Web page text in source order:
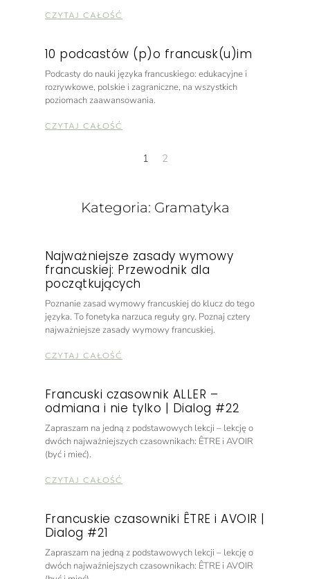
CZYTAJ CAŁOŚĆ
10 podcastów (p)o francusk(u)im
Podcasty do nauki języka francuskiego: edukacyjne i
rozrywkowe, polskie i zagraniczne, na wszystkich
poziomach zaawansowania.
CZYTAJ CAŁOŚĆ
1 2
Kategoria: Gramatyka
Najważniejsze zasady wymowy
francuskiej: Przewodnik dla
początkujących
Poznanie zasad wymowy francuskiej do klucz do tego
języka. To fonetyka narzuca reguły gry. Poznaj cztery
najważniejsze zasady wymowy francuskiej.
CZYTAJ CAŁOŚĆ
Francuski czasownik ALLER –
odmiana i nie tylko | Dialog #22
Zapraszam na jedną z podstawowych lekcji – lekcję o
dwóch najważniejszych czasownikach: ÊTRE i AVOIR
(być i mieć).
CZYTAJ CAŁOŚĆ
Francuskie czasowniki ÊTRE i AVOIR |
Dialog #21
Zapraszam na jedną z podstawowych lekcji – lekcję o
dwóch najważniejszych czasownikach: ÊTRE i AVOIR